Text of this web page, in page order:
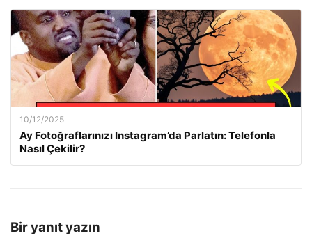
10/12/2025
Ay Fotoğraflarınızı Instagram’da Parlatın: Telefonla
Nasıl Çekilir?
Bir yanıt yazın